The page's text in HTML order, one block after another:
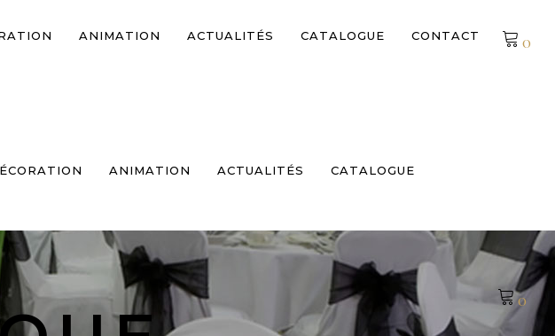
ANIMATION ACTUALITÉS CATALOGUE
0
ANIMATION ACTUALITÉS CATALOGUE CONTACT 0